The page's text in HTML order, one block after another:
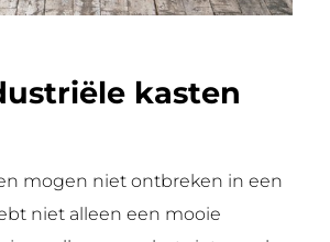
kasten
mogen niet ontbreken in een
niet alleen een mooie